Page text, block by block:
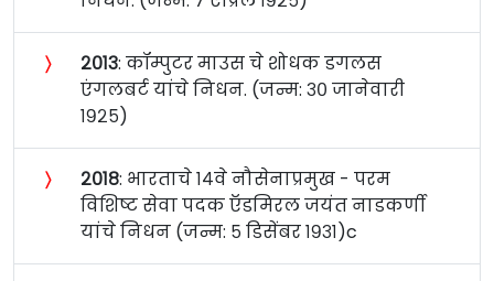
〉 २०१३: कॉम्पुटर माउस चे शोधक डगलस
एंगलबर्ट यांचे निधन. (जन्म: ३० जानेवारी
१९२५)
〉 २०१८: भारताचे १४वे नौसेनाप्रमुख - परम
विशिष्ट सेवा पदक ऍडमिरल जयंत नाडकर्णी
यांचे निधन (जन्म: ५ डिसेंबर १९३१)c